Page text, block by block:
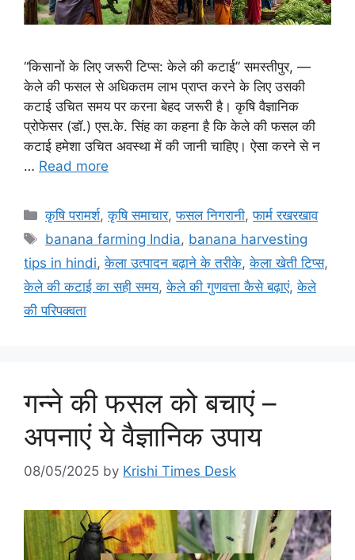
“किसानों के लिए जरूरी टिप्स: केले की कटाई” समस्तीपुर, —
केले की फसल से अधिकतम लाभ प्राप्त करने के लिए उसकी
कटाई उचित समय पर करना बेहद जरूरी है। कृषि वैज्ञानिक
प्रोफेसर (डॉ.) एस.के. सिंह का कहना है कि केले की फसल की
कटाई हमेशा उचित अवस्था में की जानी चाहिए। ऐसा करने से न
… Read more
कृषि परामर्श,कृषि समाचार,फसल निगरानी,फार्म रखरखाव
banana farming India, banana harvesting
tips in hindi,केला उत्पादन बढ़ाने के तरीके,केला खेती टिप्स,
केले की कटाई का सही समय,केले की गुणवत्ता कैसे बढ़ाएं,केले
की परिपक्वता
गन्ने की फसल को बचाएं –
अपनाएं ये वैज्ञानिक उपाय
08/05/2025 by Krishi Times Desk